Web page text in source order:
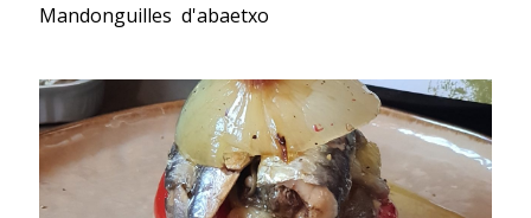
Mandonguilles d'abaetxo